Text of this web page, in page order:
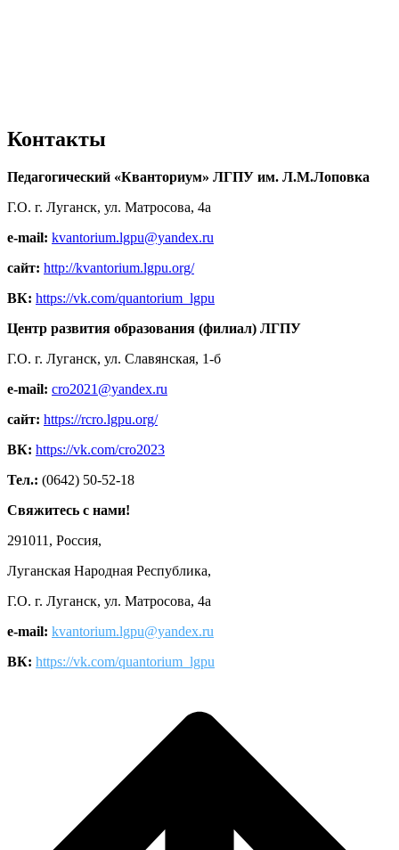
Контакты
Педагогический «Кванториум» ЛГПУ им. Л.М.Лоповка
Г.О. г. Луганск, ул. Матросова, 4а
e-mail: kvantorium.lgpu@yandex.ru
сайт: http://kvantorium.lgpu.org/
ВК: https://vk.com/quantorium_lgpu
Центр развития образования (филиал) ЛГПУ
Г.О. г. Луганск, ул. Славянская, 1-б
e-mail: cro2021@yandex.ru
сайт: https://rcro.lgpu.org/
ВК: https://vk.com/cro2023
Тел.: (0642) 50-52-18
Свяжитесь с нами!
291011, Россия,
Луганская Народная Республика,
Г.О. г. Луганск, ул. Матросова, 4а
e-mail: kvantorium.lgpu@yandex.ru
ВК: https://vk.com/quantorium_lgpu